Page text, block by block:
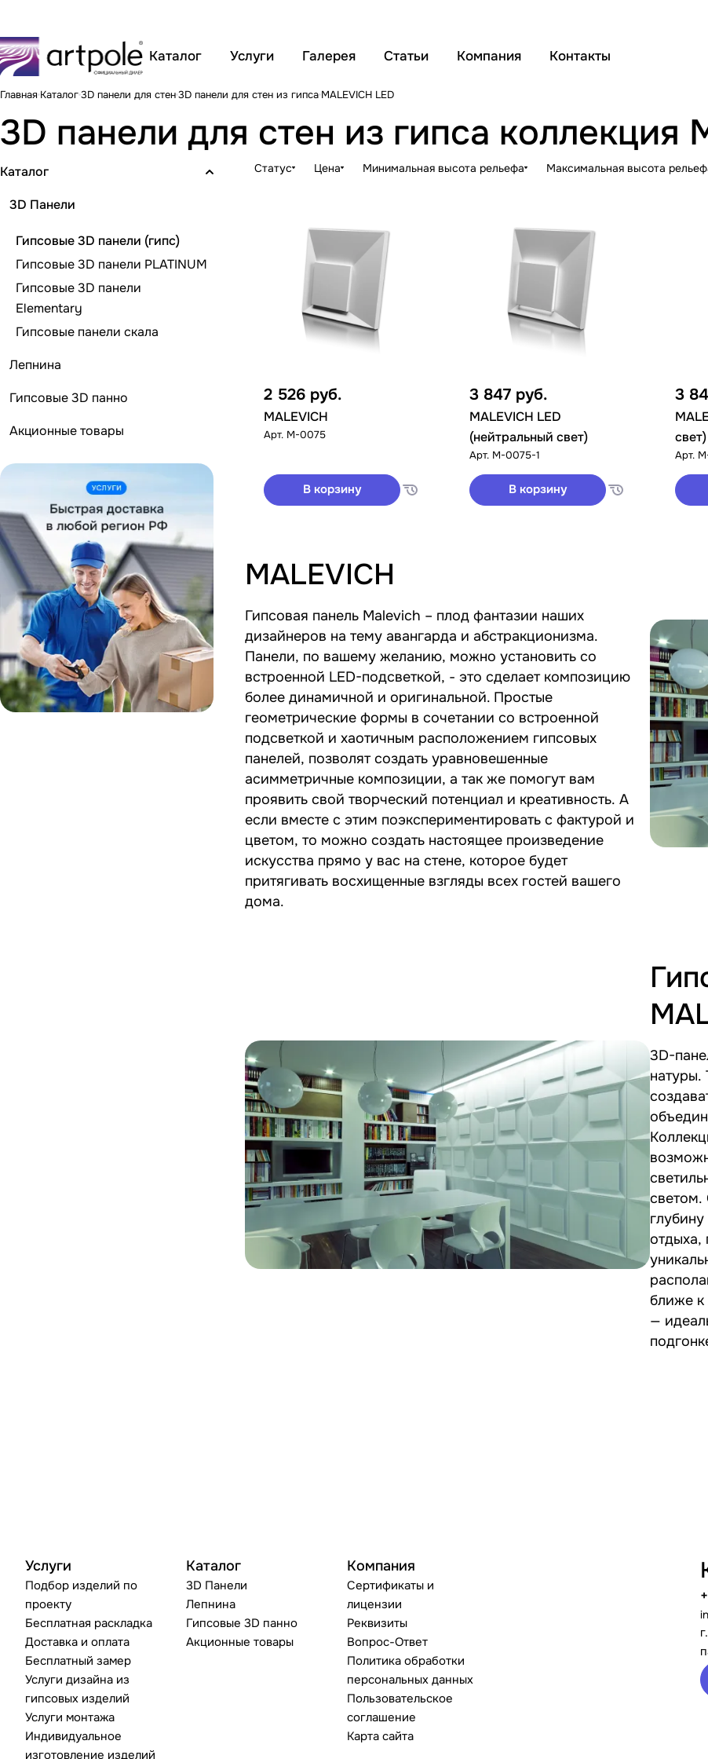
Каталог Услуги Галерея Статьи Компания Контакты
Главная Каталог3D панели для стен3D панели для стен из гипса MALEVICH LED
3D панели для стен из гипса коллекция
Статус Цена Минимальная высота рельефа Максимальная высота
2 526 руб.
MALEVICH
Арт. М-0075
В корзину
3 847 руб.
MALEVICH LED
(нейтральный свет)
Арт. М-0075-1
В корзину
3
свет)
Арт.
MALEVICH
Гипсовая панель Malevich – плод фантазии наших
дизайнеров на тему авангарда и абстракционизма.
Панели, по вашему желанию, можно установить со
встроенной LED-подсветкой, - это сделает композицию
более динамичной и оригинальной. Простые
геометрические формы в сочетании со встроенной
подсветкой и хаотичным расположением гипсовых
панелей, позволят создать уравновешенные
асимметричные композиции, а так же помогут вам
проявить свой творческий потенциал и креативность. А
если вместе с этим поэкспериментировать с фактурой и
цветом, то можно создать настоящее произведение
искусства прямо у вас на стене, которое будет
притягивать восхищенные взгляды всех гостей вашего
дома.
3D-
натуры.
светом.
отдыха,
ближе
—
Каталог
3D Панели
Гипсовые 3D панели (гипс)
Гипсовые 3D панели PLATINUM
Гипсовые 3D панели
Elementary
Гипсовые панели скала
Лепнина
Гипсовые 3D панно
Акционные товары
Услуги
Подбор изделий по
проекту
Бесплатная раскладка
Доставка и оплата
Бесплатный замер
Услуги дизайна из
гипсовых изделий
Услуги монтажа
Индивидуальное
изготовление изделий
Каталог
3D Панели
Лепнина
Гипсовые 3D панно
Акционные товары
Компания
Сертификаты и
лицензии
Реквизиты
Вопрос-Ответ
Политика обработки
персональных данных
Пользовательское
соглашение
Карта сайта